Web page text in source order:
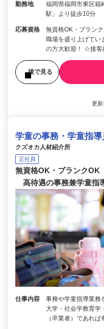
勤務地
福岡県福岡市東区箱
駅」より徒歩10分
応募資格
無資格OK・ブラン
職場を盛り上げてい
の方大歓迎！ ☆接客
後で見る
更
学童の事務・学童指導
クズオカ人材紹介所
正社員
無資格OK・ブランクOK
高待遇の事務兼学童指
仕事内容
事務や学童指導業務
大学・社会学教育学
（卒業者）であれ